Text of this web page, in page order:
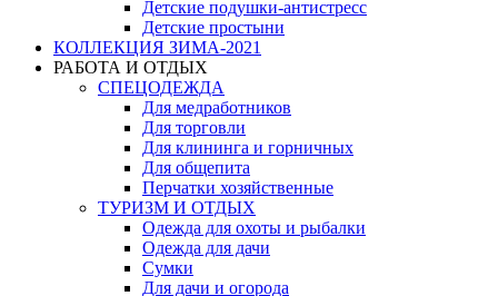
Детские подушки-антистресс
Детские простыни
КОЛЛЕКЦИЯ ЗИМА-2021
РАБОТА И ОТДЫХ
СПЕЦОДЕЖДА
Для медработников
Для торговли
Для клининга и горничных
Для общепита
Перчатки хозяйственные
ТУРИЗМ И ОТДЫХ
Одежда для охоты и рыбалки
Одежда для дачи
Сумки
Для дачи и огорода